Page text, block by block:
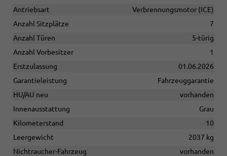
Antriebsart
Verbrennungsmotor (ICE)
Anzahl Sitzplätze
7
Anzahl Türen
5-türig
Anzahl Vorbesitzer
1
Erstzulassung
01.06.2026
Garantieleistung
Fahrzeuggarantie
HU/AU neu
vorhanden
Innenausstattung
Grau
Kilometerstand
10
Leergewicht
2037 kg
Nichtraucher-Fahrzeug
vorhanden